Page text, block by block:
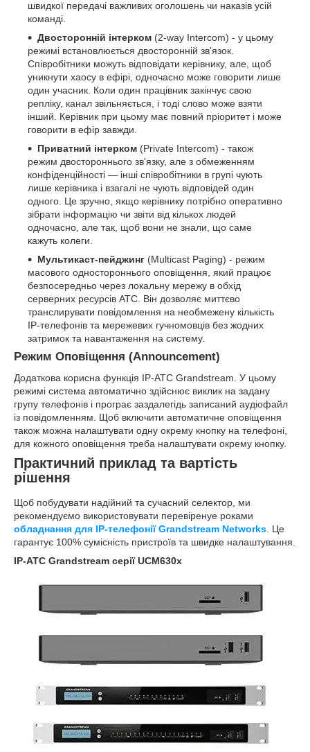
швидкої передачі важливих оголошень чи наказів усій
команді.
Двосторонній інтерком (2-way Intercom) - у цьому
режимі встановлюється двосторонній зв'язок.
Співробітники можуть відповідати керівнику, але, щоб
уникнути хаосу в ефірі, одночасно може говорити лише
один учасник. Коли один працівник закінчує свою
репліку, канал звільняється, і тоді слово може взяти
інший. Керівник при цьому має повний пріоритет і може
говорити в ефір завжди.
Приватний інтерком (Private Intercom) - також
режим двостороннього зв'язку, але з обмеженням
конфіденційності — інші співробітники в групі чують
лише керівника і взагалі не чують відповідей один
одного. Це зручно, якщо керівнику потрібно оперативно
зібрати інформацію чи звіти від кількох людей
одночасно, але так, щоб вони не знали, що саме
кажуть колеги.
Мультикаст-пейджинг (Multicast Paging) - режим
масового одностороннього оповіщення, який працює
безпосередньо через локальну мережу в обхід
серверних ресурсів АТС. Він дозволяє миттєво
транслирувати повідомлення на необмежену кількість
IP-телефонів та мережевих гучномовців без жодних
затримок та навантаження на систему.
Режим Оповіщення (Announcement)
Додаткова корисна функція IP-АТС Grandstream. У цьому
режимі система автоматично здійснює виклик на задану
групу телефонів і програє заздалегідь записаний аудіофайл
із повідомленням. Щоб включити автоматичне оповіщення
також можна налаштувати одну окрему кнопку на телефоні,
для кожного оповіщення треба налаштувати окрему кнопку.
Практичний приклад та вартість
рішення
Щоб побудувати надійний та сучасний селектор, ми
рекомендуємо використовувати перевіренуе роками
обладнання для IP-телефонії Grandstream Networks . Це
гарантує 100% сумісність пристроїв та швидке налаштування.
IP-АТС Grandstream серії UCM630x